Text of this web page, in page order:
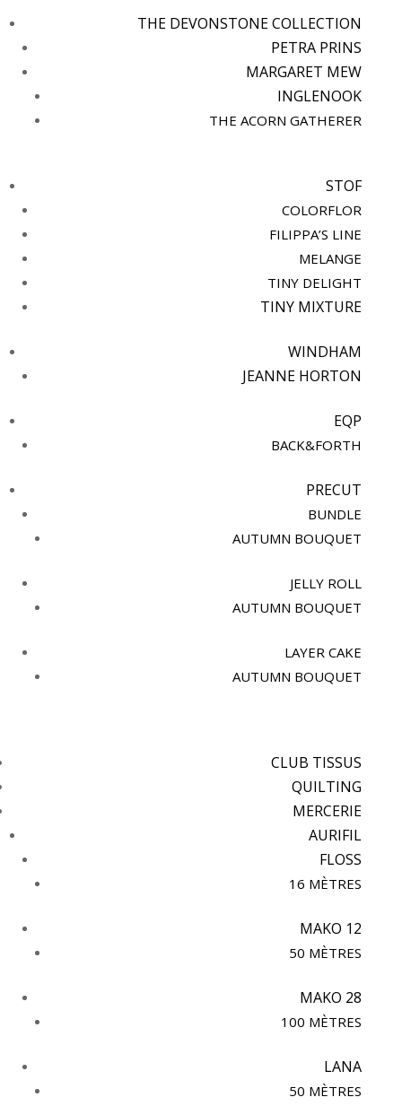
THE DEVONSTONE COLLECTION
PETRA PRINS
MARGARET MEW
INGLENOOK
THE ACORN GATHERER
STOF
COLORFLOR
FILIPPA’S LINE
MELANGE
TINY DELIGHT
TINY MIXTURE
WINDHAM
JEANNE HORTON
EQP
BACK&FORTH
PRECUT
BUNDLE
AUTUMN BOUQUET
JELLY ROLL
AUTUMN BOUQUET
LAYER CAKE
AUTUMN BOUQUET
CLUB TISSUS
QUILTING
MERCERIE
AURIFIL
FLOSS
16 MÈTRES
MAKO 12
50 MÈTRES
MAKO 28
100 MÈTRES
LANA
50 MÈTRES